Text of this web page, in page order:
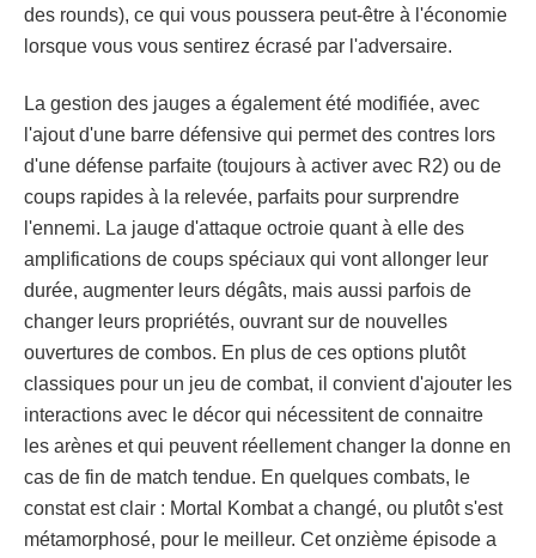
des rounds), ce qui vous poussera peut-être à l'économie
lorsque vous vous sentirez écrasé par l'adversaire.
La gestion des jauges a également été modifiée, avec
l'ajout d'une barre défensive qui permet des contres lors
d'une défense parfaite (toujours à activer avec R2) ou de
coups rapides à la relevée, parfaits pour surprendre
l'ennemi. La jauge d'attaque octroie quant à elle des
amplifications de coups spéciaux qui vont allonger leur
durée, augmenter leurs dégâts, mais aussi parfois de
changer leurs propriétés, ouvrant sur de nouvelles
ouvertures de combos. En plus de ces options plutôt
classiques pour un jeu de combat, il convient d'ajouter les
interactions avec le décor qui nécessitent de connaitre
les arènes et qui peuvent réellement changer la donne en
cas de fin de match tendue. En quelques combats, le
constat est clair : Mortal Kombat a changé, ou plutôt s'est
métamorphosé, pour le meilleur. Cet onzième épisode a